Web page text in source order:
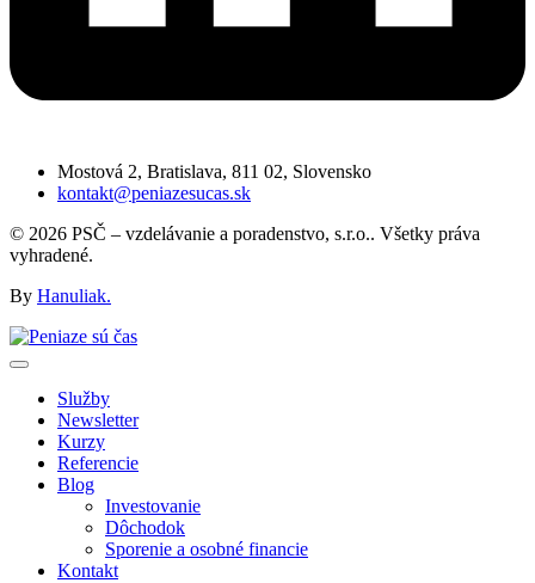
Mostová 2, Bratislava, 811 02, Slovensko
kontakt@peniazesucas.sk
© 2026 PSČ – vzdelávanie a poradenstvo, s.r.o.. Všetky práva
vyhradené.
By Hanuliak.
Služby
Newsletter
Kurzy
Referencie
Blog
Investovanie
Dôchodok
Sporenie a osobné financie
Kontakt